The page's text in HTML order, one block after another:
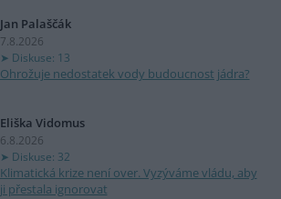
Jan Palaščák
7.8.2026
Diskuse: 13
Ohrožuje nedostatek vody budoucnost jádra?
Eliška Vidomus
6.8.2026
Diskuse: 32
Klimatická krize není over. Vyzýváme vládu, aby
ji přestala ignorovat